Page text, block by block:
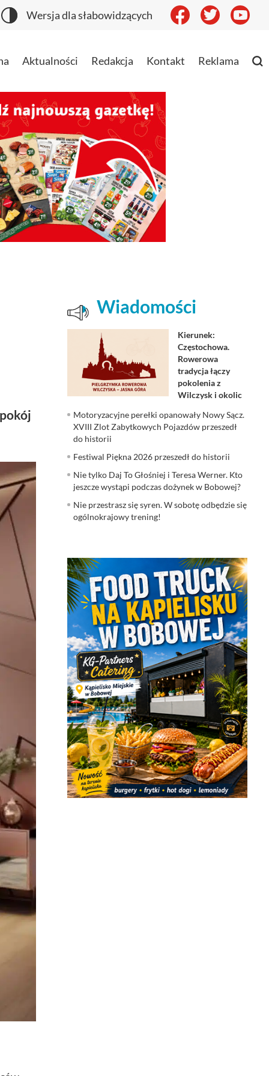
Wersja dla słabowidzących
Aktualności Redakcja Kontakt Reklama
Wiadomości
Kierunek:
Częstochowa.
Rowerowa
tradycja łączy
pokolenia z
Wilczysk i okolic
Motoryzacyjne perełki opanowały Nowy Sącz.
XVIII Zlot Zabytkowych Pojazdów przeszedł
do historii
Festiwal Piękna 2026 przeszedł do historii
Nie tylko Daj To Głośniej i Teresa Werner. Kto
jeszcze wystąpi podczas dożynek w Bobowej?
Nie przestrasz się syren. W sobotę odbędzie się
ogólnokrajowy trening!